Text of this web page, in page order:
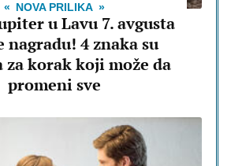
NOVA PRILIKA
u Lavu 7. avgusta
nagradu! 4 znaka su
za korak koji može da
promeni sve